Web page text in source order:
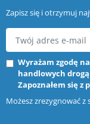
Zapisz się i otrzymuj
Wyrażam zgodę
handlowych
Zapoznałem się z
Możesz zrezygnować